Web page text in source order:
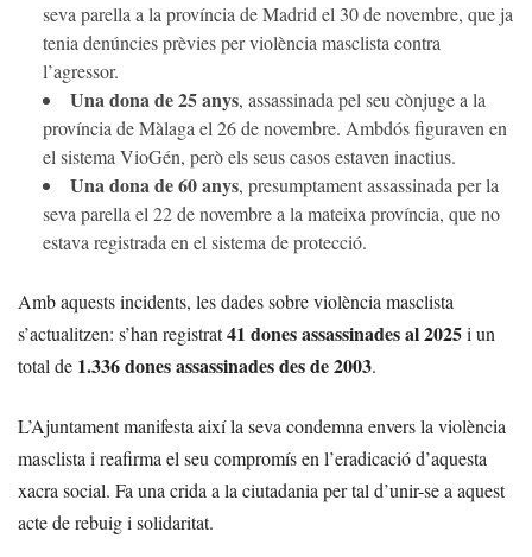
seva parella a la província de Madrid el 30 de novembre, que ja
tenia denúncies prèvies per violència masclista contra
l’agressor.
Una dona de 25 anys, assassinada pel seu cònjuge a la
província de Màlaga el 26 de novembre. Ambdós figuraven en
el sistema VioGén, però els seus casos estaven inactius.
Una dona de 60 anys, presumptament assassinada per la
seva parella el 22 de novembre a la mateixa província, que no
estava registrada en el sistema de protecció.
Amb aquests incidents, les dades sobre violència masclista
s’actualitzen: s’han registrat41 dones assassinades al 2025i un
total de 1.336 dones assassinades des de 2003.
L’Ajuntament manifesta així la seva condemna envers la violència
masclista i reafirma el seu compromís en l’eradicació d’aquesta
xacra social. Fa una crida a la ciutadania per tal d’unir-se a aquest
acte de rebuig i solidaritat.